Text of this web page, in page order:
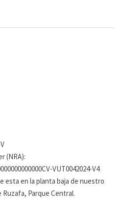
(NRA):
VUT0042024-V4
esta en la planta baja de nuestro
Parque Central.